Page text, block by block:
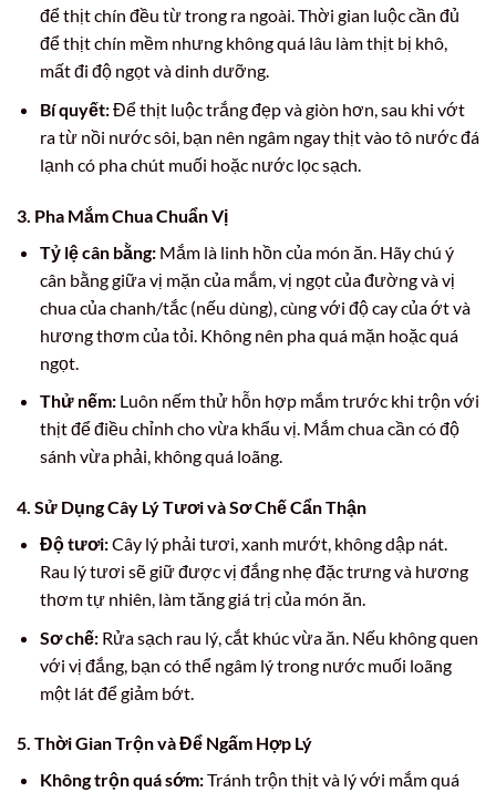
để thịt chín đều từ trong ra ngoài. Thời gian luộc cần đủ
để thịt chín mềm nhưng không quá lâu làm thịt bị khô,
mất đi độ ngọt và dinh dưỡng.
Bí quyết:Để thịt luộc trắng đẹp và giòn hơn, sau khi vớt
ra từ nồi nước sôi, bạn nên ngâm ngay thịt vào tô nước đá
lạnh có pha chút muối hoặc nước lọc sạch.
3. Pha Mắm Chua Chuẩn Vị
Tỷ lệ cân bằng:Mắm là linh hồn của món ăn. Hãy chú ý
cân bằng giữa vị mặn của mắm, vị ngọt của đường và vị
chua của chanh/tắc (nếu dùng), cùng với độ cay của ớt và
hương thơm của tỏi. Không nên pha quá mặn hoặc quá
ngọt.
Thử nếm:Luôn nếm thử hỗn hợp mắm trước khi trộn với
thịt để điều chỉnh cho vừa khẩu vị. Mắm chua cần có độ
sánh vừa phải, không quá loãng.
4. Sử Dụng Cây Lý Tươi và Sơ Chế Cẩn Thận
Độ tươi:Cây lý phải tươi, xanh mướt, không dập nát.
Rau lý tươi sẽ giữ được vị đắng nhẹ đặc trưng và hương
thơm tự nhiên, làm tăng giá trị của món ăn.
Sơ chế:Rửa sạch rau lý, cắt khúc vừa ăn. Nếu không quen
với vị đắng, bạn có thể ngâm lý trong nước muối loãng
một lát để giảm bớt.
5. Thời Gian Trộn và Để Ngấm Hợp Lý
Không trộn quá sớm:Tránh trộn thịt và lý với mắm quá